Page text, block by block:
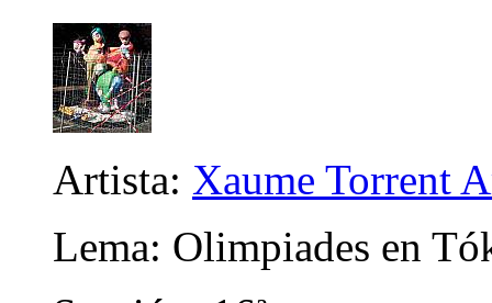
Artista: Xaume Torrent
Lema: Olimpiades en